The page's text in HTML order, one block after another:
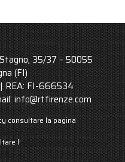
35/37 – 50055
(FI)
REA: FI-666534
info@rtfirenze.com
consultare la pagina
PRIVACY
l’INFORMATIVA ESTESA